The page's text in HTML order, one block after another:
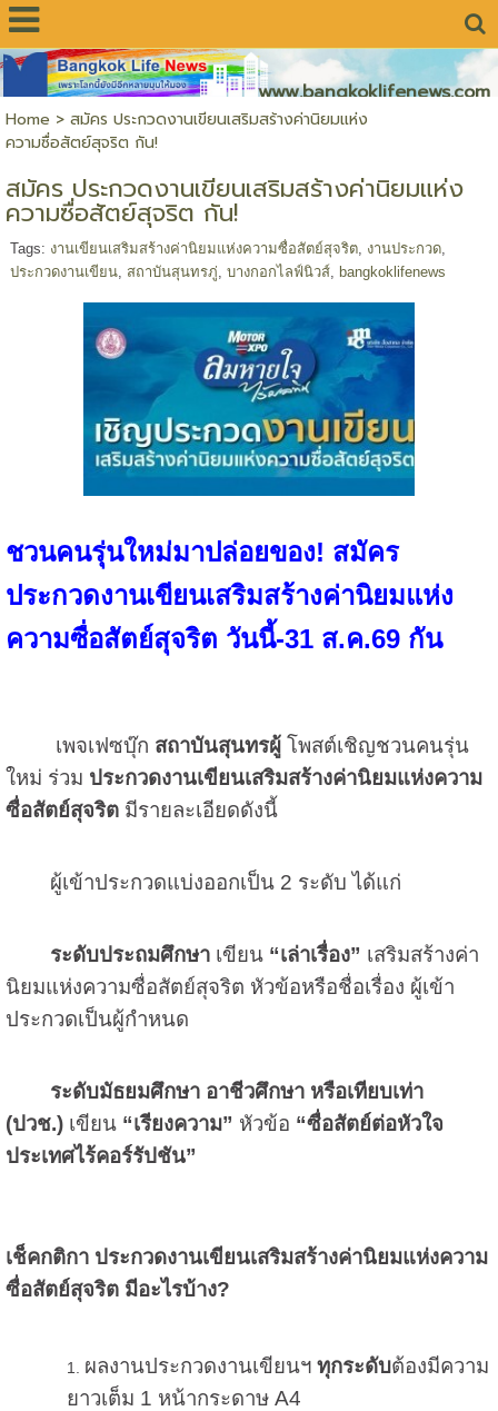
www.bangkoklifenews.com
Home > สมัคร ประกวดงานเขียนเสริมสร้างค่านิยมแห่ง
ความซื่อสัตย์สุจริต กัน!
สมัคร ประกวดงานเขียนเสริมสร้างค่านิยมแห่ง
ความซื่อสัตย์สุจริต กัน!
Tags: งานเขียนเสริมสร้างค่านิยมแห่งความซื่อสัตย์สุจริต, งานประกวด,
ประกวดงานเขียน, สถาบันสุนทรภู่ บางกอกไลฟ์นิวส์, bangkoklifenews
ชวนคนรุ่นใหม่มาปล่อยของ! สมัคร
ประกวดงานเขียนเสริมสร้างค่านิยมแห่ง
ความซื่อสัตย์สุจริต วันนี้-31 ส.ค.69 กัน
เพจเฟซบุ๊ก สถาบันสุนทรผู้โพสต์เชิญชวนคนรุ่น
ใหม่ ร่วม ประกวดงานเขียนเสริมสร้างค่านิยมแห่งความ
ซื่อสัตย์สุจริตมีรายละเอียดดังนี้
ผู้เข้าประกวดแบ่งออกเป็น 2 ระดับ ได้แก่
ระดับประถมศึกษา เขียน“เล่าเรื่อง” เสริมสร้างค่า
นิยมแห่งความซื่อสัตย์สุจริต หัวข้อหรือชื่อเรื่อง ผู้เข้า
ประกวดเป็นผู้กำหนด
ระดับมัธยมศึกษา อาชีวศึกษา หรือเทียบเท่า
(ปวช.) เขียน“เรียงความ” หัวข้อ “ซื่อสัตย์ต่อหัวใจ
ประเทศไร้คอร์รัปชัน”
เช็คกติกา ประกวดงานเขียนเสริมสร้างค่านิยมแห่งความ
ซื่อสัตย์สุจริต มีอะไรบ้าง?
ผลงานประกวดงานเขียนฯ ทุกระดับต้องมีความ
ยาวเต็ม 1 หน้ากระดาษ A4